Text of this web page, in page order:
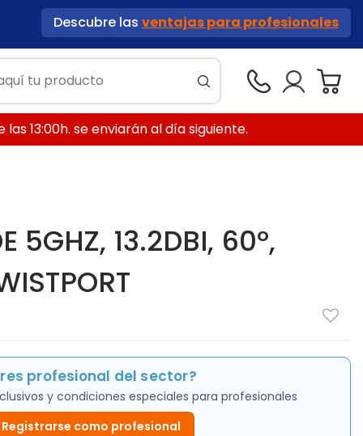
Descubre las ventajas para profesionales
13:00h. se enviarán al día siguiente.
5GHZ, 13.2DBI, 60º,
profesional del sector?
y condiciones especiales para profesionales
Registrarse como profesional